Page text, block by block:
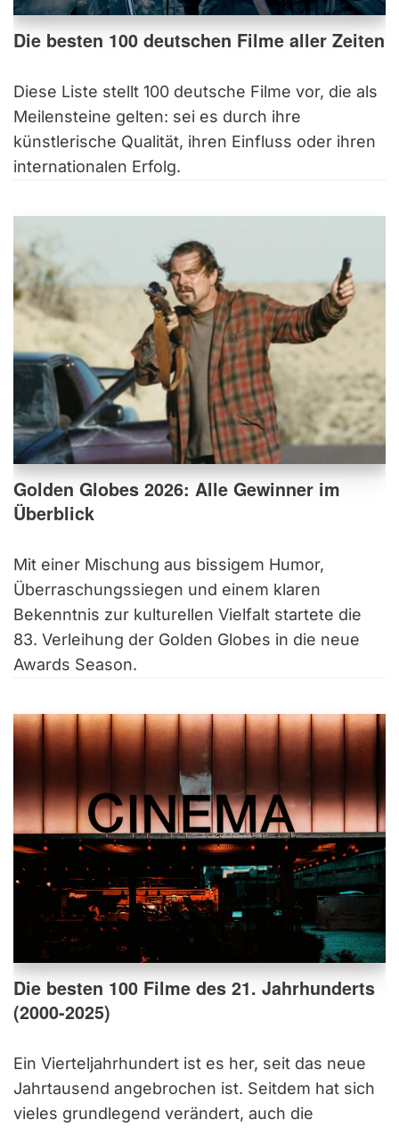
Die besten 100 deutschen Filme aller Zeiten
Diese Liste stellt 100 deutsche Filme vor, die als
Meilensteine gelten: sei es durch ihre
künstlerische Qualität, ihren Einfluss oder ihren
internationalen Erfolg.
Golden Globes 2026: Alle Gewinner im
Überblick
Mit einer Mischung aus bissigem Humor,
Überraschungssiegen und einem klaren
Bekenntnis zur kulturellen Vielfalt startete die
83. Verleihung der Golden Globes in die neue
Awards Season.
Die besten 100 Filme des 21. Jahrhunderts
(2000-2025)
Ein Vierteljahrhundert ist es her, seit das neue
Jahrtausend angebrochen ist. Seitdem hat sich
vieles grundlegend verändert, auch die